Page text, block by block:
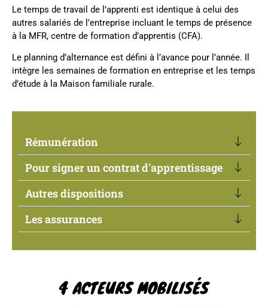
Le temps de travail de l’apprenti est identique à celui des
autres salariés de l’entreprise incluant le temps de présence
à la MFR, centre de formation d’apprentis (CFA).
Le planning d’alternance est défini à l’avance pour l’année. Il
intègre les semaines de formation en entreprise et les temps
d’étude à la Maison familiale rurale.
Rémunération
Pour signer un contrat d'apprentissage
Autres dispositions
Les assurances
4 ACTEURS MOBILISÉS